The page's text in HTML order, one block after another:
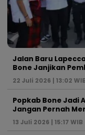
Jalan Baru
Bone Janjikan
22 Juli 2026 | 13:02
Popkab Bone Jadi
Jangan Pernah
13 Juli 2026 | 15:17 WIB